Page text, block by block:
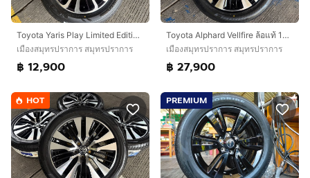
Toyota Yaris Play Limited Edition 15 นิ้ว‼️
เมืองสมุทรปราการ สมุทรปราการ
฿ 12,900
Toyota Alphard Vellfire ล้อแท้ 18 นิ้ว Top🔥
เมืองสมุทรปราการ สมุทรปราการ
฿ 27,900
HOT PREMIUM